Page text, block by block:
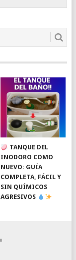
TANQUE DEL
INODORO COMO
NUEVO: GUÍA
COMPLETA, FÁCIL Y
SIN QUÍMICOS
AGRESIVOS